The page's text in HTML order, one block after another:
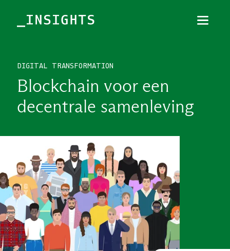
DIGITAL TRANSFORMATION
Blockchain voor een
decentrale samenleving
TOPICS
THEMES
NIEUWSBRIEF